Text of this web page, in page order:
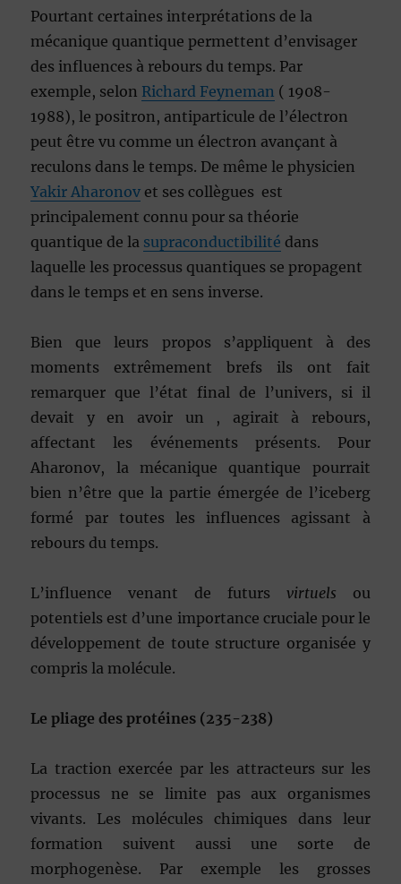
Pourtant certaines interprétations de la
mécanique quantique permettent d’envisager
des influences à rebours du temps. Par
exemple, selon Richard Feyneman ( 1908-
1988), le positron, antiparticule de l’électron
peut être vu comme un électron avançant à
reculons dans le temps. De même le physicien
Yakir Aharonov et ses collègues est
principalement connu pour sa théorie
quantique de la supraconductibilité dans
laquelle les processus quantiques se propagent
dans le temps et en sens inverse.
Bien que leurs propos s’appliquent à des
moments extrêmement brefs ils ont fait
remarquer que l’état final de l’univers, si il
devait y en avoir un , agirait à rebours,
affectant les événements présents. Pour
Aharonov, la mécanique quantique pourrait
bien n’être que la partie émergée de l’iceberg
formé par toutes les influences agissant à
rebours du temps.
L’influence venant de futurs virtuels ou
potentiels est d’une importance cruciale pour le
développement de toute structure organisée y
compris la molécule.
Le pliage des protéines (235-238)
La traction exercée par les attracteurs sur les
processus ne se limite pas aux organismes
vivants. Les molécules chimiques dans leur
formation suivent aussi une sorte de
morphogenèse. Par exemple les grosses